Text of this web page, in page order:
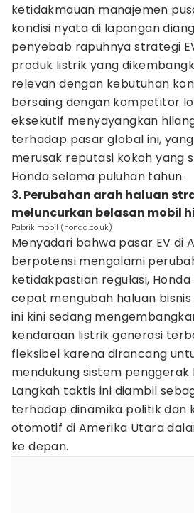
ketidakmauan manajemen
kondisi nyata di lapangan
penyebab rapuhnya strategi
produk listrik yang
relevan dengan kebutuhan
bersaing dengan kompetitor
eksekutif menyayangkan
terhadap pasar global ini,
merusak reputasi kokoh yang
Honda selama puluhan tahun.
3. Perubahan arah haluan
meluncurkan belasan mobil
Pabrik mobil (honda.co.uk)
Menyadari bahwa pasar EV di
berpotensi mengalami
ketidakpastian regulasi,
cepat mengubah haluan
ini kini sedang
kendaraan listrik generasi
fleksibel karena dirancang
mendukung sistem penggerak
Langkah taktis ini diambil
terhadap dinamika politik dan
otomotif di Amerika Utara
ke depan.